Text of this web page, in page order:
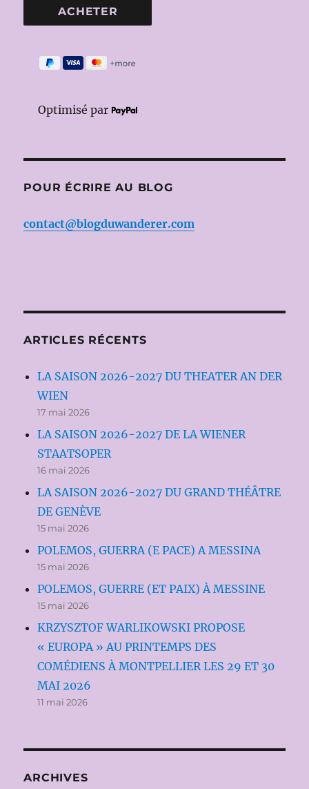
Optimisé par
POUR ÉCRIRE AU BLOG
contact@blogduwanderer.com
ARTICLES RÉCENTS
LA SAISON 2026-2027 DU THEATER AN DER
WIEN
17 mai 2026
LA SAISON 2026-2027 DE LA WIENER
STAATSOPER
16 mai 2026
LA SAISON 2026-2027 DU GRAND THÉÂTRE
DE GENÈVE
15 mai 2026
POLEMOS, GUERRA (E PACE) A MESSINA
15 mai 2026
POLEMOS, GUERRE (ET PAIX) À MESSINE
15 mai 2026
KRZYSZTOF WARLIKOWSKI PROPOSE
« EUROPA » AU PRINTEMPS DES
COMÉDIENS À MONTPELLIER LES 29 ET 30
MAI 2026
11 mai 2026
ARCHIVES